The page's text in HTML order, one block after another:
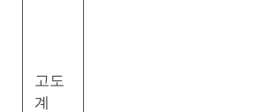
고도
계